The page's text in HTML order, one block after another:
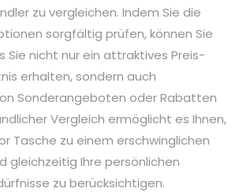
zu vergleichen. Indem Sie die
sorgfältig prüfen, können Sie
Sie nicht nur ein attraktives Preis-
erhalten, sondern auch
Sonderangeboten oder Rabatten
Vergleich ermöglicht es Ihnen,
Tasche zu einem erschwinglichen
gleichzeitig Ihre persönlichen
zu berücksichtigen.